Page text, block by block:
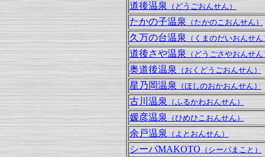
道後温泉 （どうごおんせん）
たかの子温泉（たかのこおんせん）
久万の台温泉 （くまのだいおんせん
道後さや温泉 （どうごさやおんせん
奥道後温泉（おくどうごおんせん）
星乃岡温泉（ほしのおかおんせん）
古川温泉（ふるかわおんせん）
媛彦温泉（ひめひこおんせん）
余戸温泉（よとおんせん）
シーパMAKOTO （シーパまこと）